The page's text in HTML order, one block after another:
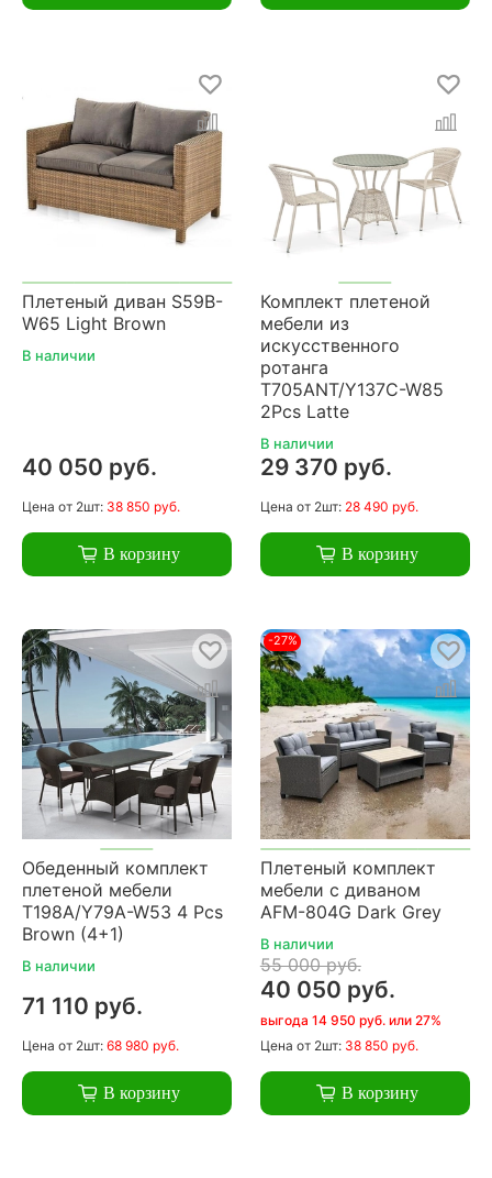
Плетеный диван S59B-
W65 Light Brown
В наличии
40 050 руб.
Цена от 2шт: 38 850 руб.
В корзину
Комплект плетеной
мебели из
искусственного
ротанга
T705ANT/Y137C-W85
2Pcs Latte
В наличии
29 370 руб.
Цена от 2шт: 28 490 руб.
В корзину
Обеденный комплект
плетеной мебели
T198A/Y79A-W53 4 Pcs
Brown (4+1)
В наличии
71 110 руб.
Цена от 2шт: 68 980 руб.
В корзину
-27%
Плетеный комплект
мебели с диваном
AFM-804G Dark Grey
В наличии
55 000 руб.
40 050 руб.
выгода 14 950 руб. или 27%
Цена от 2шт: 38 850 руб.
В корзину